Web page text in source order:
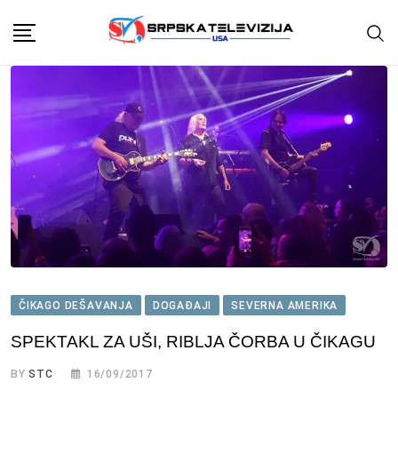
content
ČIKAGO DEŠAVANJA DOGAĐAJI SEVERNA AMERIKA
SPEKTAKL ZA UŠI, RIBLJA ČORBA U ČIKAGU
BYSTC 16/09/2017